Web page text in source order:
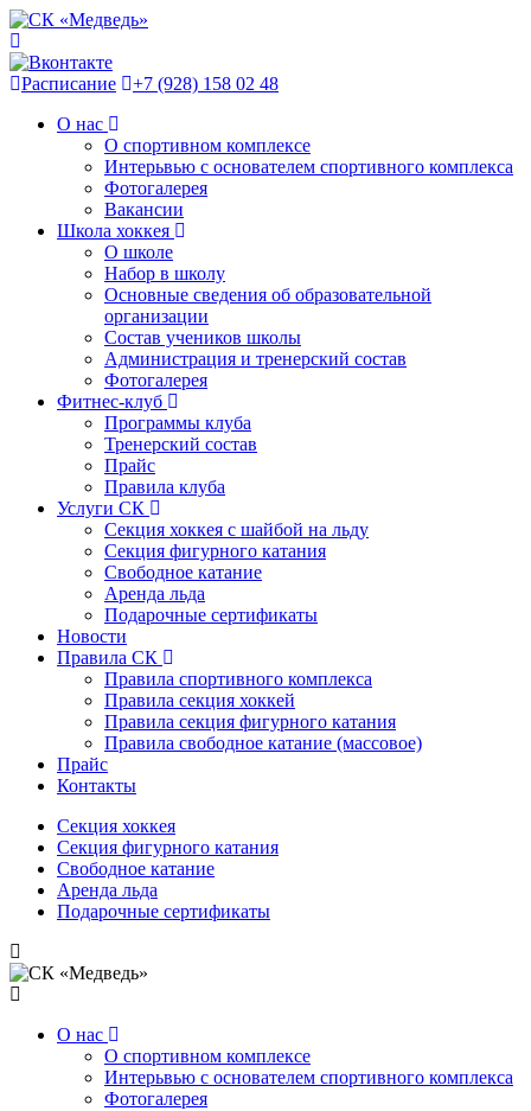
Расписание
+7 (928) 158 02 48
О нас
О спортивном комплексе
Интерьвью с основателем спортивного комплекса
Фотогалерея
Вакансии
Школа хоккея
О школе
Набор в школу
Основные сведения об образовательной
организации
Состав учеников школы
Администрация и тренерский состав
Фотогалерея
Фитнес-клуб
Программы клуба
Тренерский состав
Прайс
Правила клуба
Услуги СК
Секция хоккея с шайбой на льду
Секция фигурного катания
Свободное катание
Аренда льда
Подарочные сертификаты
Новости
Правила СК
Правила спортивного комплекса
Правила секция хоккей
Правила секция фигурного катания
Правила свободное катание (массовое)
Прайс
Контакты
Секция хоккея
Секция фигурного катания
Свободное катание
Аренда льда
Подарочные сертификаты
О нас
О спортивном комплексе
Интерьвью с основателем спортивного комплекса
Фотогалерея